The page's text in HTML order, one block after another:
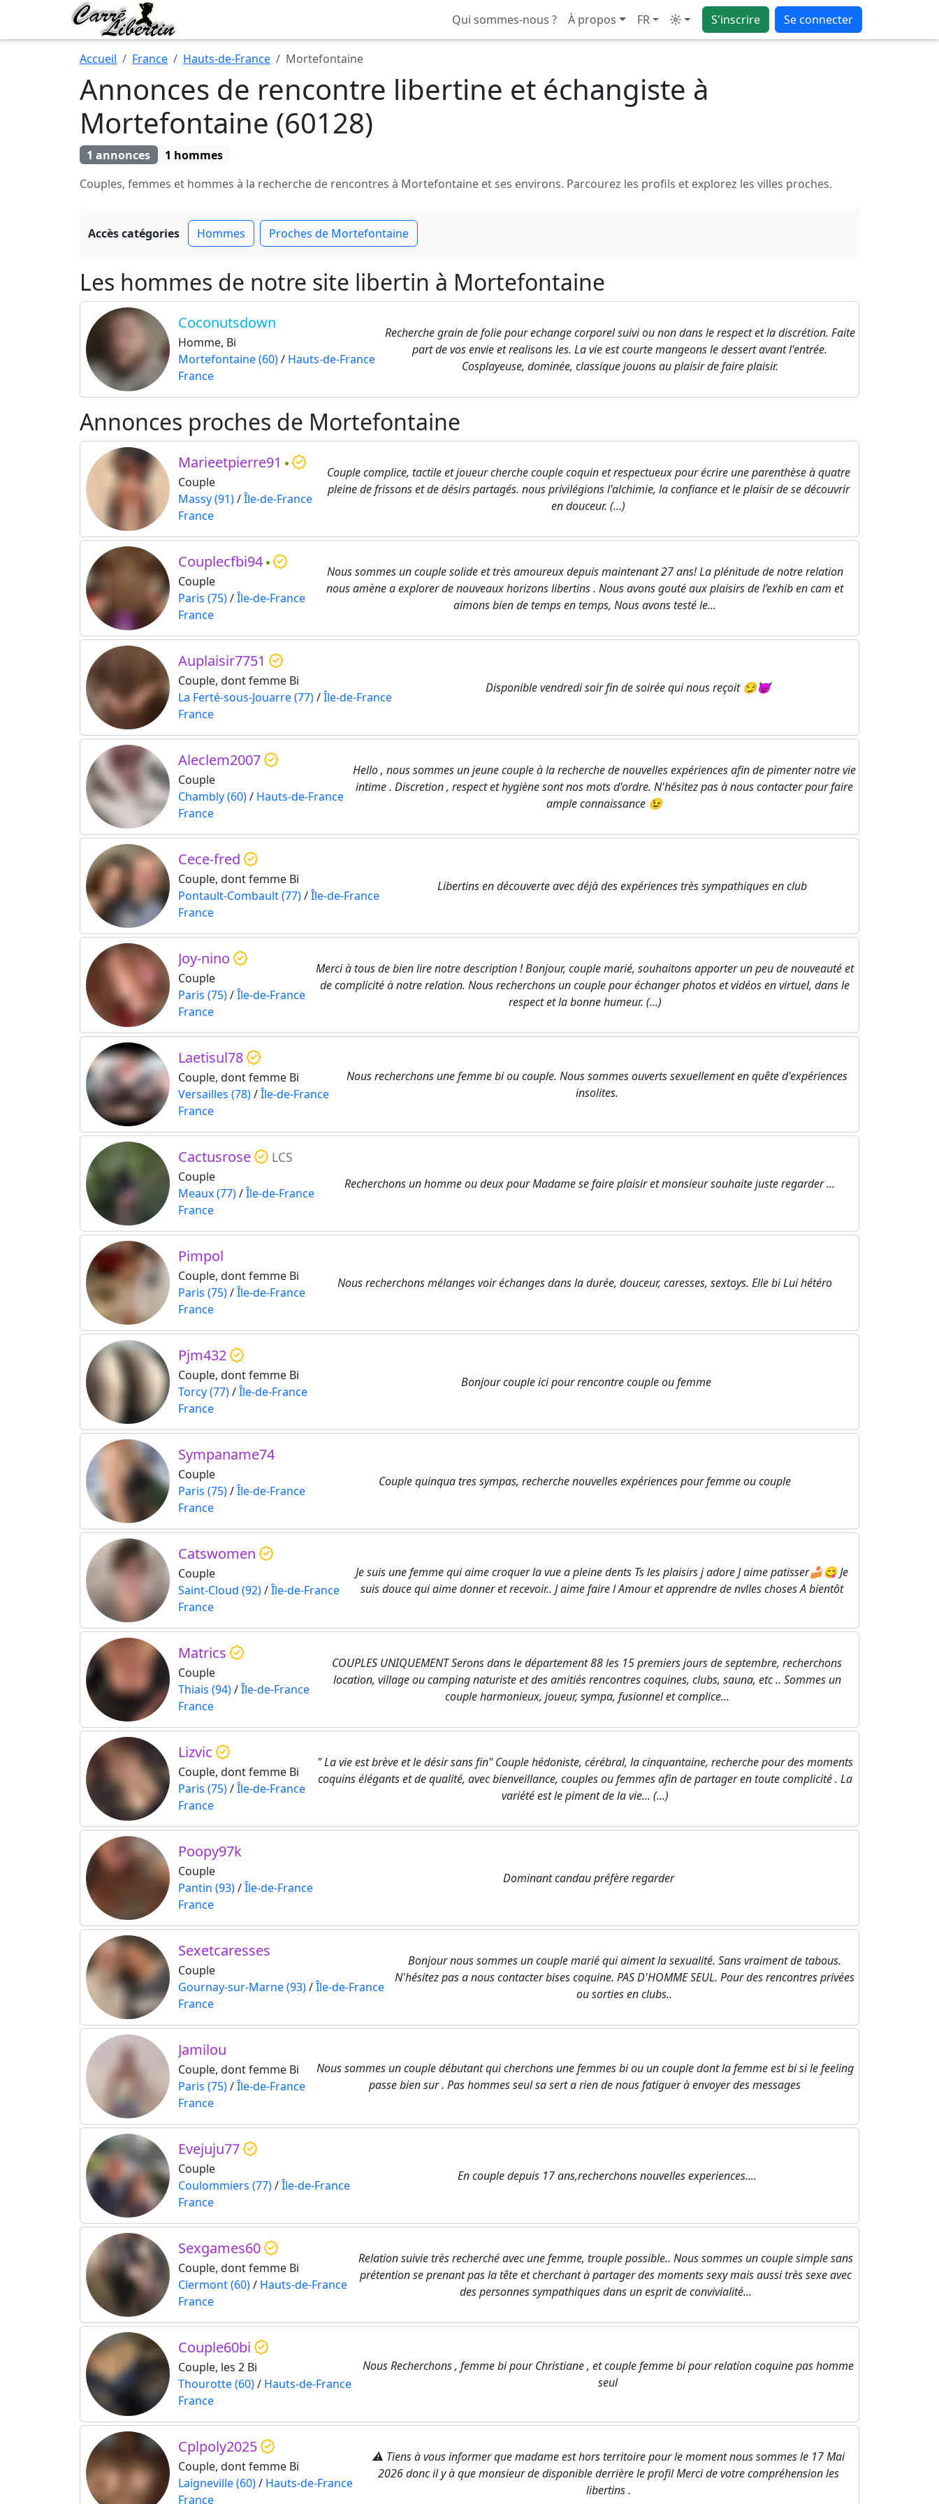
Qui sommes-nous ? À propos FR Mode S'inscrire Se connecter
Accueil France Hauts-de-France Mortefontaine
Annonces de rencontre libertine et échangiste à
Mortefontaine (60128)
1 annonces
1 hommes
Couples, femmes et hommes à la recherche de rencontres à Mortefontaine et ses environs. Parcourez les profils et explorez les villes proches.
Accès catégories Hommes Proches de Mortefontaine
Les hommes de notre site libertin à Mortefontaine
Coconutsdown
Homme, Bi
Mortefontaine (60)/ Hauts-de-France
France
Recherche grain de folie pour echange corporel suivi ou non dans le respect et la discrétion. Faite
part de vos envie et realisons les. La vie est courte mangeons le dessert avant l'entrée.
Cosplayeuse, dominée, classique jouons au plaisir de faire plaisir.
Annonces proches de Mortefontaine
Marieetpierre91
Couple
Massy (91)/Île-de-France
France
Couple complice, tactile et joueur cherche couple coquin et respectueux pour écrire une parenthèse à quatre
pleine de frissons et de désirs partagés. nous privilégions l'alchimie, la confiance et le plaisir de se découvrir
en douceur. (...)
Couplecfbi94
Couple
Paris (75)/Île-de-France
France
Nous sommes un couple solide et très amoureux depuis maintenant 27 ans! La plénitude de notre relation
nous amène a explorer de nouveaux horizons libertins . Nous avons gouté aux plaisirs de l’exhib en cam et
aimons bien de temps en temps, Nous avons testé le...
Auplaisir7751
Couple, dont femme Bi
La Ferté-sous-Jouarre (77)/Île-de-France
France
Disponible vendredi soir fin de soirée qui nous reçoit 😏😈
Aleclem2007
Couple
Chambly (60)/ Hauts-de-France
France
Hello , nous sommes un jeune couple à la recherche de nouvelles expériences afin de pimenter notre vie
intime . Discretion , respect et hygiène sont nos mots d'ordre. N'hésitez pas à nous contacter pour faire
ample connaissance 😉
Cece-fred
Couple, dont femme Bi
Pontault-Combault (77)/Île-de-France
France
Libertins en découverte avec déjà des expériences très sympathiques en club
Joy-nino
Couple
Paris (75)/Île-de-France
France
Merci à tous de bien lire notre description ! Bonjour, couple marié, souhaitons apporter un peu de nouveauté et
de complicité à notre relation. Nous recherchons un couple pour échanger photos et vidéos en virtuel, dans le
respect et la bonne humeur. (...)
Laetisul78
Couple, dont femme Bi
Versailles (78)/Île-de-France
France
Nous recherchons une femme bi ou couple. Nous sommes ouverts sexuellement en quête d'expériences
insolites.
Cactusrose LCS
Couple
Meaux (77)/Île-de-France
France
Recherchons un homme ou deux pour Madame se faire plaisir et monsieur souhaite juste regarder ...
Pimpol
Couple, dont femme Bi
Paris (75)/Île-de-France
France
Nous recherchons mélanges voir échanges dans la durée, douceur, caresses, sextoys. Elle bi Lui hétéro
Pjm432
Couple, dont femme Bi
Torcy (77)/Île-de-France
France
Bonjour couple ici pour rencontre couple ou femme
Sympaname74
Couple
Paris (75)/Île-de-France
France
Couple quinqua tres sympas, recherche nouvelles expériences pour femme ou couple
Catswomen
Couple
Saint-Cloud (92)/Île-de-France
France
Je suis une femme qui aime croquer la vue a pleine dents Ts les plaisirs j adore J aime patisser🍰😋 Je
suis douce qui aime donner et recevoir.. J aime faire l Amour et apprendre de nvlles choses A bientôt
Matrics
Couple
Thiais (94)/Île-de-France
France
COUPLES UNIQUEMENT Serons dans le département 88 les 15 premiers jours de septembre, recherchons
location, village ou camping naturiste et des amitiés rencontres coquines, clubs, sauna, etc .. Sommes un
couple harmonieux, joueur, sympa, fusionnel et complice...
Lizvic
Couple, dont femme Bi
Paris (75)/Île-de-France
France
" La vie est brève et le désir sans fin" Couple hédoniste, cérébral, la cinquantaine, recherche pour des moments
coquins élégants et de qualité, avec bienveillance, couples ou femmes afin de partager en toute complicité . La
variété est le piment de la vie... (...)
Poopy97k
Couple
Pantin (93)/Île-de-France
France
Dominant candau préfère regarder
Sexetcaresses
Couple
Gournay-sur-Marne (93)/Île-de-France
France
Bonjour nous sommes un couple marié qui aiment la sexualité. Sans vraiment de tabous.
N'hésitez pas a nous contacter bises coquine. PAS D'HOMME SEUL. Pour des rencontres privées
ou sorties en clubs..
Jamilou
Couple, dont femme Bi
Paris (75)/Île-de-France
France
Nous sommes un couple débutant qui cherchons une femmes bi ou un couple dont la femme est bi si le feeling
passe bien sur . Pas hommes seul sa sert a rien de nous fatiguer à envoyer des messages
Evejuju77
Couple
Coulommiers (77)/Île-de-France
France
En couple depuis 17 ans,recherchons nouvelles experiences....
Sexgames60
Couple, dont femme Bi
Clermont (60)/ Hauts-de-France
France
Relation suivie très recherché avec une femme, trouple possible.. Nous sommes un couple simple sans
prétention se prenant pas la tête et cherchant à partager des moments sexy mais aussi très sexe avec
des personnes sympathiques dans un esprit de convivialité...
Couple60bi
Couple, les 2 Bi
Thourotte (60)/ Hauts-de-France
France
Nous Recherchons , femme bi pour Christiane , et couple femme bi pour relation coquine pas homme
seul
Cplpoly2025
Couple, dont femme Bi
Laigneville (60)/ Hauts-de-France
France
⚠️ Tiens à vous informer que madame est hors territoire pour le moment nous sommes le 17 Mai
2026 donc il y à que monsieur de disponible derrière le profil Merci de votre compréhension les
libertins .